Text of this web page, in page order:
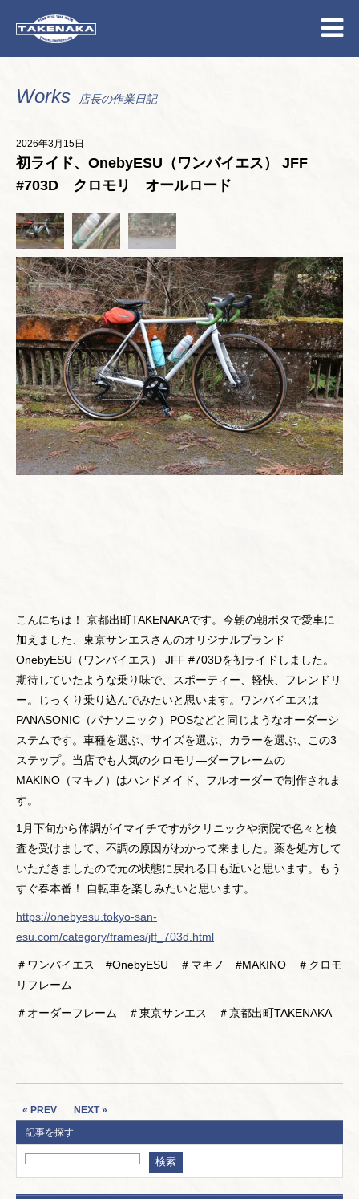
Works 店長の作業日記
2026年3月15日
初ライド、OnebyESU（ワンバイエス） JFF
#703D クロモリ オールロード
こんにちは！ 京都出町TAKENAKAです。今朝の朝ポタで愛車に
加えました、東京サンエスさんのオリジナルブランド
OnebyESU（ワンバイエス） JFF #703Dを初ライドしました。
期待していたような乗り味で、スポーティー、軽快、フレンドリ
ー。じっくり乗り込んでみたいと思います。ワンバイエスは
PANASONIC（パナソニック）POSなどと同じようなオーダーシ
ステムです。車種を選ぶ、サイズを選ぶ、カラーを選ぶ、この3
ステップ。当店でも人気のクロモリ―ダーフレームの
MAKINO（マキノ）はハンドメイド、フルオーダーで制作されま
す。
1月下旬から体調がイマイチですがクリニックや病院で色々と検
査を受けまして、不調の原因がわかって来ました。薬を処方して
いただきましたので元の状態に戻れる日も近いと思います。もう
すぐ春本番！ 自転車を楽しみたいと思います。
https://onebyesu.tokyo-san-
esu.com/category/frames/jff_703d.html
＃ワンバイエス #OnebyESU ＃マキノ #MAKINO ＃クロモ
リフレーム
＃オーダーフレーム ＃東京サンエス ＃京都出町TAKENAKA
« PREV
NEXT »
記事を探す